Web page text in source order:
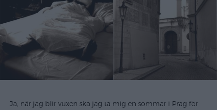
Ja, när jag blir vuxen ska jag ta mig en sommar i Prag för